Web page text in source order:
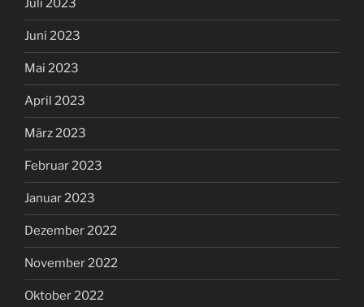
Juli 2023
Juni 2023
Mai 2023
April 2023
März 2023
Februar 2023
Januar 2023
Dezember 2022
November 2022
Oktober 2022